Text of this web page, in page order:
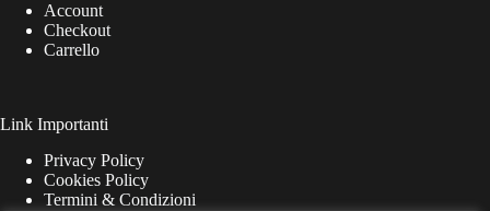
Account
Checkout
Carrello
Link Importanti
Privacy Policy
Cookies Policy
Termini & Condizioni